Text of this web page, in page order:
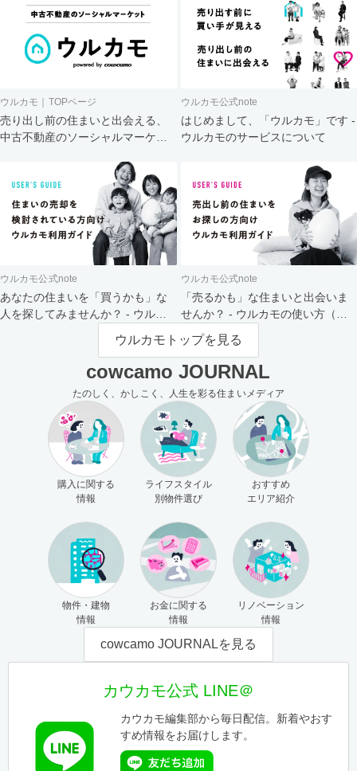
ウルカモ｜TOPページ
売り出し前の住まいと出会える、
中古不動産のソーシャルマーケッ
ウルカモ公式note
はじめまして、「ウルカモ」です -
ウルカモのサービスについて
ウルカモ公式note
あなたの住まいを「買うかも」な
人を探してみませんか？ - ウルカ
ウルカモ公式note
「売るかも」な住まいと出会いま
せんか？ - ウルカモの使い方（買
主さま向け）
ウルカモトップを見る
cowcamo JOURNAL
たのしく、かしこく、人生を彩る住まいメディア
購入に関する
情報
ライフスタイル
別物件選び
おすすめ
エリア紹介
物件・建物
情報
お金に関する
情報
リノベーション
情報
cowcamo JOURNALを見る
カウカモ公式 LINE＠
カウカモ編集部から毎日配信。新着やおす
すめ情報をお届けします。